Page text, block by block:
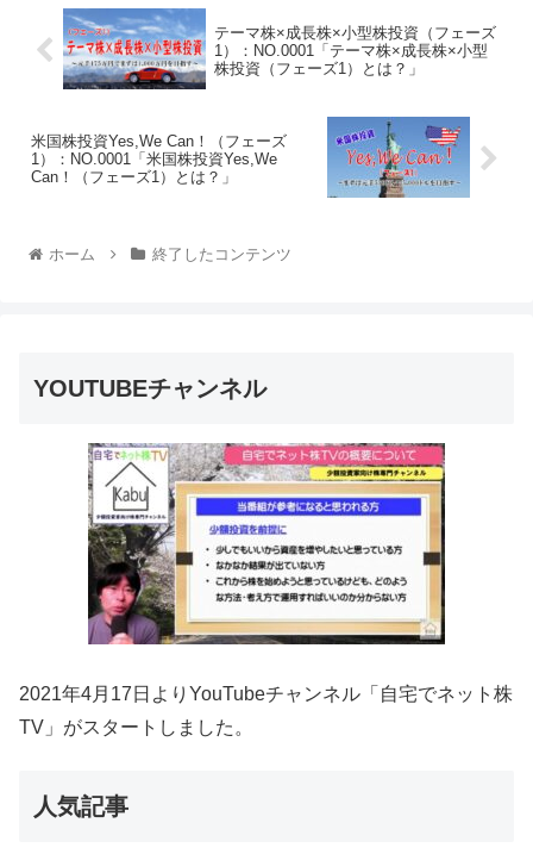
テーマ株×成長株×小型株投資（フェーズ
1）：NO.0001「テーマ株×成長株×小型
株投資（フェーズ1）とは？」
米国株投資Yes,We Can！（フェーズ
1）：NO.0001「米国株投資Yes,We
Can！（フェーズ1）とは？」
ホーム 終了したコンテンツ
YOUTUBEチャンネル
2021年4月17日よりYouTubeチャンネル「自宅でネット株
TV」がスタートしました。
人気記事